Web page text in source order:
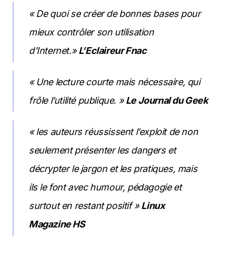
« De quoi se créer de bonnes bases pour
mieux contrôler son utilisation
d’Internet.» L’Eclaireur Fnac
« Une lecture courte mais nécessaire, qui
frôle l’utilité publique. » Le Journal du Geek
« les auteurs réussissent l’exploit de non
seulement présenter les dangers et
décrypter le jargon et les pratiques, mais
ils le font avec humour, pédagogie et
surtout en restant positif » Linux
Magazine HS